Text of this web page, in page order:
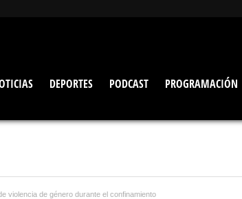
DEPORTES PODCAST PROGRAMACIÓN
violencia de género durante el confinamiento